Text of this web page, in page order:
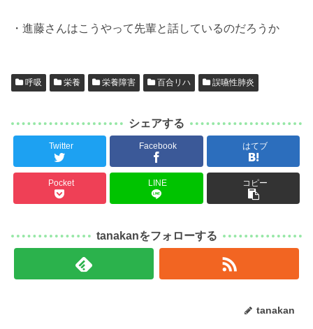
・進藤さんはこうやって先輩と話しているのだろうか
呼吸 栄養 栄養障害 百合リハ 誤嚥性肺炎
シェアする
Twitter Facebook はてブ
Pocket LINE コピー
tanakanをフォローする
tanakan